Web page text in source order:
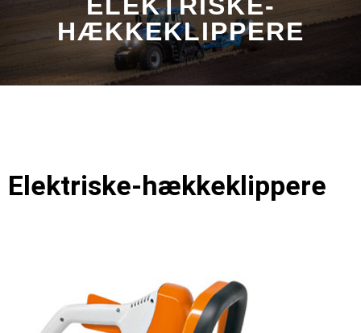
HÆKKEKLIPPERE
Elektriske-hækkeklippere